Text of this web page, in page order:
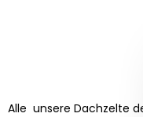
Alle unsere Dachzelte